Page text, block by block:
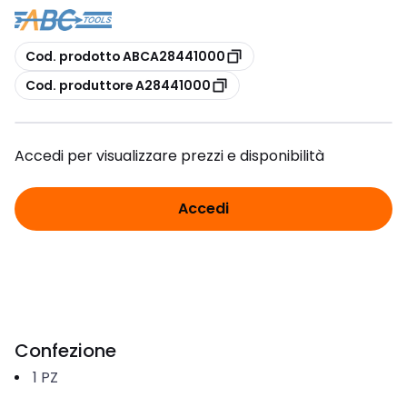
copia
Cod. prodotto ABCA28441000
copia
Cod. produttore A28441000
Accedi per visualizzare prezzi e disponibilità
Accedi
Confezione
1 PZ